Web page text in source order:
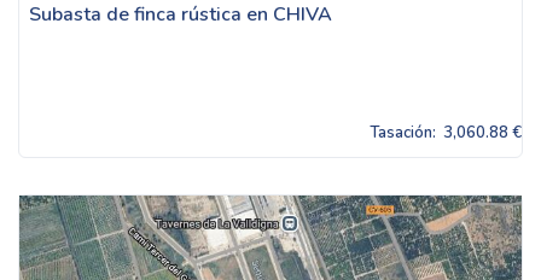
Subasta de finca rústica en CHIVA
Tasación: 3,060.88 €